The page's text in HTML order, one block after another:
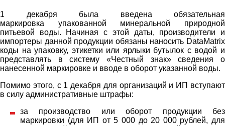
1 декабря была введена обязательная
маркировка упакованной минеральной природной
питьевой воды. Начиная с этой даты, производители и
импортеры данной продукции обязаны наносить DataMatrix
коды на упаковку, этикетки или ярлыки бутылок с водой и
представлять в систему «Честный знак» сведения о
нанесенной маркировке и вводе в оборот указанной воды.
Помимо этого, с 1 декабря для организаций и ИП вступают
в силу административные штрафы:
за производство или оборот продукции без
маркировки (для ИП от 5 000 до 20 000 рублей, для